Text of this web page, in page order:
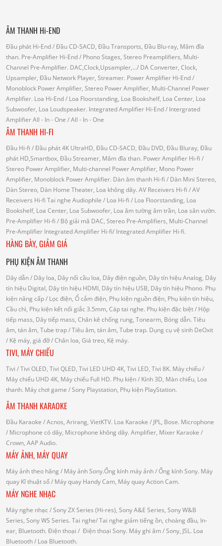
ÂM THANH Hi-END
Đầu phát Hi-End/ Đầu CD-SACD, Đầu Transports, Đầu Blu-ray, Mâm đĩa
than. Pre-Amplifier Hi-End/ Phono Stages, Stereo Preamplifiers, Multi-
Channel Pre-Amplifier. DAC,Clock,Upsampler,.../ DA Converter, Clock,
Upsampler, Đầu Network Player, Streamer. Power Amplifier Hi-End/
Monoblock Power Amplifier, Stereo Power Amplifier, Multi-Channel Power
Amplifier. Loa Hi-End/ Loa Floorstanding, Loa Bookshelf, Loa Center, Loa
Subwoofer, Loa Loudspeaker. Integrated Amplifier Hi-End/ Intergrated
AmplifierAll - In - One / All - In - One
ÂM THANH HI-FI
Đầu Hi-fi / Đầu phát 4K UltraHD, Đầu CD-SACD, Đầu DVD, Đầu Bluray, Đầu
phát HD,Smartbox, Đầu Streamer, Mâm đĩa than. Power Amplifier Hi-fi /
Stereo Power Amplifier, Multi-channel Power Amplifier, Mono Power
Amplifier, Monoblock Power Amplifier. Dàn âm thanh Hi-fi / Dàn Mini Stereo,
Dàn Stereo, Dàn Home Theater, Loa không dây. AV Receivers Hi-fi / AV
Receivers Hi-fi Tai nghe Audiophile / Loa Hi-fi / Loa Floorstanding, Loa
Bookshelf, Loa Center, Loa Subwoofer, Loa âm tường âm trần, Loa sân vườn.
Pre-Amplifier Hi-fi / Bộ giải mã DAC, Stereo Pre-Amplifiers, Multi-Channel
Pre-Amplifier Integrated Amplifier Hi-fi/ Integrated Amplifier Hi-fi.
HÀNG BÀY, GIẢM GIÁ
PHỤ KIỆN ÂM THANH
Dây dẫn/ Dây loa, Dây nối cầu loa, Dây điện nguồn, Dây tín hiệu Analog, Dây
tín hiệu Digital, Dây tín hiệu HDMI, Dây tín hiệu USB, Dây tín hiệu Phono. Phụ
kiện nâng cấp/ Lọc điện, Ổ cắm điện, Phụ kiện nguồn điện, Phụ kiện tín hiệu,
Cầu chì, Phụ kiện kết nối giắc 3.5mm, Cáp tai nghe. Phụ kiện đặc biệt/ Hộp
tiếp mass, Dây tiếp mass, Chân kê chống rung, Tonearm, Bóng dẫn. Tiêu
âm, tán âm, Tube trap/ Tiêu âm, tán âm, Tube trap. Dụng cụ vệ sinh DeOxit
/ Kệ máy, giá đỡ/ Chân loa, Giá treo, Kệ máy.
TIVI, MÁY CHIẾU
Tivi / Tivi OLED, Tivi QLED, Tivi LED UHD 4K, Tivi LED, Tivi 8K. Máy chiếu/
Máy chiếu UHD 4K, Máy chiếu Full HD. Phụ kiện/ Kính 3D, Màn chiếu, Loa
thanh. Máy chơi game / Sony Playstation, Phụ kiện PlayStation.
ÂM THANH KARAOKE
Đầu Karaoke / Acnos, Arirang, VietKTV. Loa Karaoke / JPL, Bose. Microphone
/ Microphone có dây, Microphone không dây. Amplifier, Mixer Karaoke /
Crown, AAP Audio.
MÁY ẢNH, MÁY QUAY
Máy ảnh theo hãng / Máy ảnh Sony.Ống kính máy ảnh / Ống kính Sony. Máy
quay Kĩ thuật số/ Máy quay Handy Cam, Máy quay Action Cam.
MÁY NGHE NHẠC
Máy nghe nhạc / Sony ZX Series (Hi-res), Sony A&E Series, Sony W&B
Series, Sony WS Series. Tai nghe/ Tai nghe giảm tiếng ồn, choàng đầu, In-
ear, Bluetooth. Điện thoại / Điện thoại Sony. Máy ghi âm / Sony, JSL. Loa
Bluetooth/ Loa Bluetooth.